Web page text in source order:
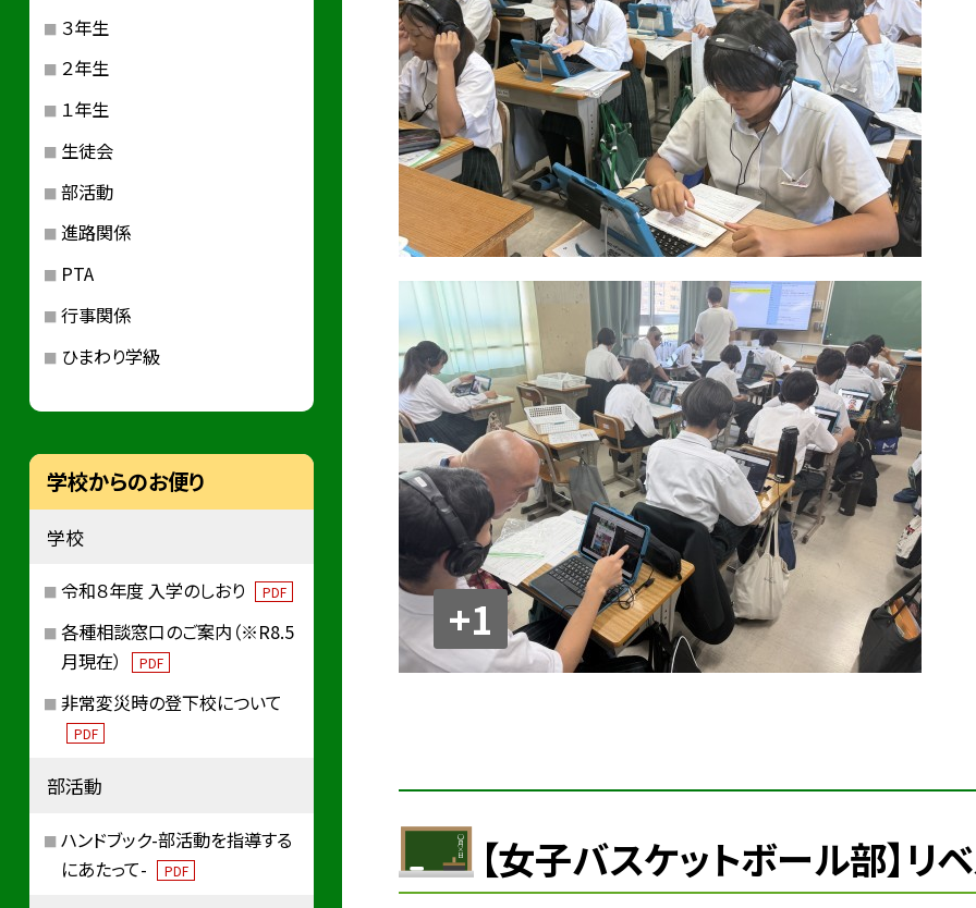
+1
【女子バスケットボール部】リ
３年生
２年生
１年生
生徒会
部活動
進路関係
PTA
行事関係
ひまわり学級
学校からのお便り
学校
令和８年度 入学のしおり PDF
各種相談窓口のご案内（※R8.5
月現在）
PDF
非常変災時の登下校について
PDF
部活動
ハンドブック-部活動を指導する
にあたって-
PDF